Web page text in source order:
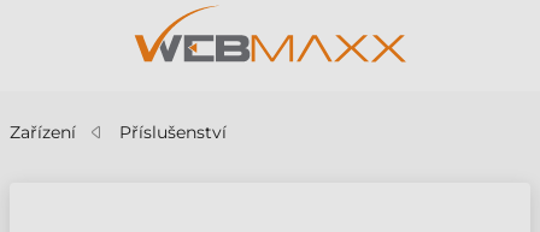
Zařízení Příslušenství